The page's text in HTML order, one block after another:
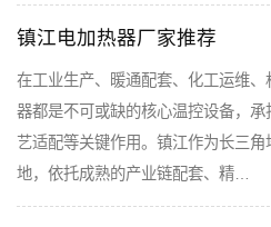
镇江电加热器厂家推荐
在工业生产、暖通配套、化工运维
器都是不可或缺的核心温控设备，
艺适配等关键作用。镇江作为长三
地，依托成熟的产业链配套、精…